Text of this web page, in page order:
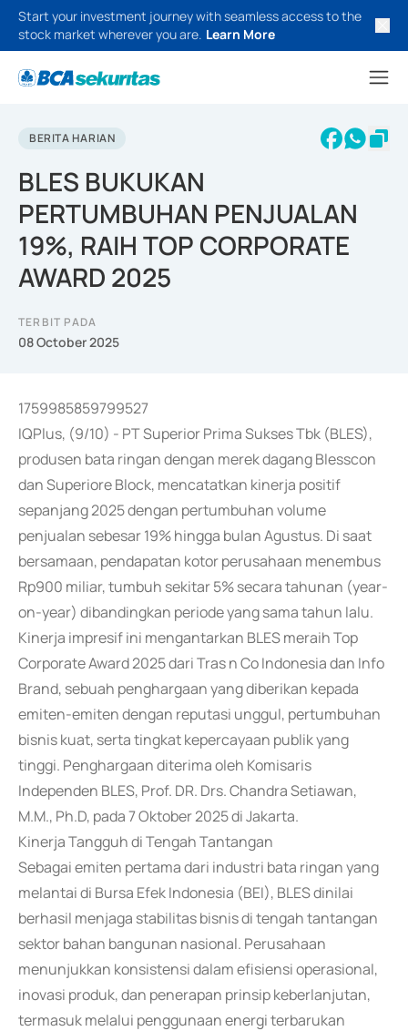
Start your investment journey with seamless access to the
stock market wherever you are. Learn More
BERITA HARIAN
BLES BUKUKAN
PERTUMBUHAN PENJUALAN
19%, RAIH TOP CORPORATE
AWARD 2025
TERBIT PADA
08 October 2025
1759985859799527
IQPlus, (9/10) - PT Superior Prima Sukses Tbk (BLES),
produsen bata ringan dengan merek dagang Blesscon
dan Superiore Block, mencatatkan kinerja positif
sepanjang 2025 dengan pertumbuhan volume
penjualan sebesar 19% hingga bulan Agustus. Di saat
bersamaan, pendapatan kotor perusahaan menembus
Rp900 miliar, tumbuh sekitar 5% secara tahunan (year-
on-year) dibandingkan periode yang sama tahun lalu.
Kinerja impresif ini mengantarkan BLES meraih Top
Corporate Award 2025 dari Tras n Co Indonesia dan Info
Brand, sebuah penghargaan yang diberikan kepada
emiten-emiten dengan reputasi unggul, pertumbuhan
bisnis kuat, serta tingkat kepercayaan publik yang
tinggi. Penghargaan diterima oleh Komisaris
Independen BLES, Prof. DR. Drs. Chandra Setiawan,
M.M., Ph.D, pada 7 Oktober 2025 di Jakarta.
Kinerja Tangguh di Tengah Tantangan
Sebagai emiten pertama dari industri bata ringan yang
melantai di Bursa Efek Indonesia (BEI), BLES dinilai
berhasil menjaga stabilitas bisnis di tengah tantangan
sektor bahan bangunan nasional. Perusahaan
menunjukkan konsistensi dalam efisiensi operasional,
inovasi produk, dan penerapan prinsip keberlanjutan,
termasuk melalui penggunaan energi terbarukan